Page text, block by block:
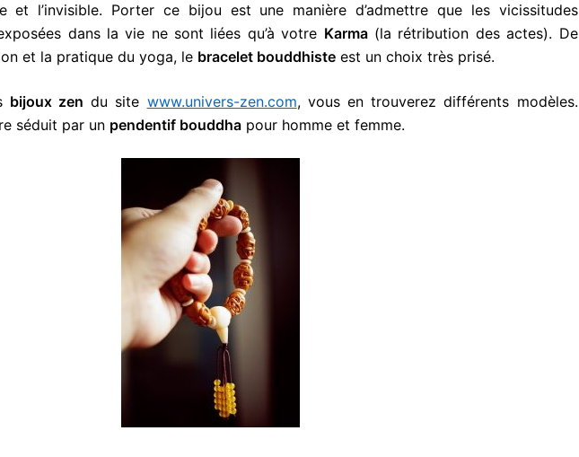
et l’invisible. Porter ce bijou est une manière d’admettre que les vicissitudes
dans la vie ne sont liées qu’à votre Karma(la rétribution des actes). De
et la pratique du yoga, le bracelet bouddhiste est un choix très prisé.
bijoux zen du site www.univers-zen.com, vous en trouverez différents modèles.
séduit par un pendentif bouddha pour homme et femme.